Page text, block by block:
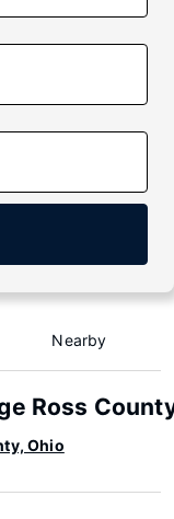
Nearby
Ross
Ohio